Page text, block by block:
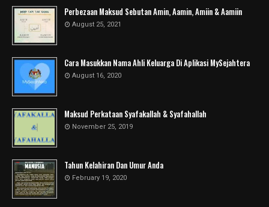
Perbezaan Maksud Sebutan Amin, Aamin, Amiin & Aamiin
August 25, 2021
Cara Masukkan Nama Ahli Keluarga Di Aplikasi MySejahtera
August 16, 2020
Maksud Perkataan Syafakallah & Syafahallah
November 25, 2019
Tahun Kelahiran Dan Umur Anda
February 19, 2020